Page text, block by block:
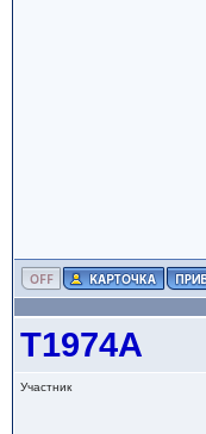
Т1974А
Участник